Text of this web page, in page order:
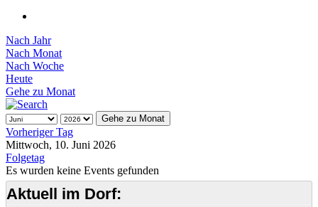
Nach Jahr
Nach Monat
Nach Woche
Heute
Gehe zu Monat
Gehe zu Monat
Vorheriger Tag
Mittwoch, 10. Juni 2026
Folgetag
Es wurden keine Events gefunden
Aktuell im Dorf: